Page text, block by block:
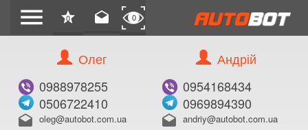
menu star
0 drafts 0
Олег
0988978255
0506722410
drafts oleg@autobot.com.ua
Андрій
0954168434
0969894390
drafts andriy@autobot.com.ua